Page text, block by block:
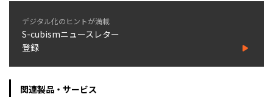
デジタル化のヒントが満載
S-cubismニュースレター
登録
関連製品・サービス